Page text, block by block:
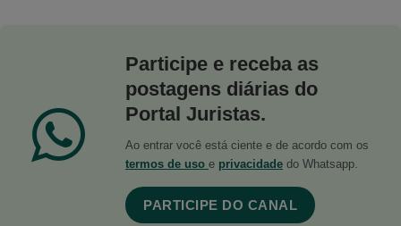
Participe e receba as
postagens diárias do
Portal Juristas.
Ao entrar você está ciente e de acordo com os
termos de uso e privacidade do Whatsapp.
PARTICIPE DO CANAL